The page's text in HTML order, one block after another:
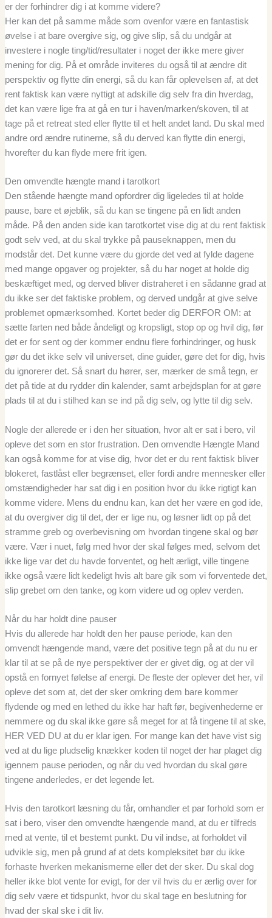
er der forhindrer dig i at komme videre?
Her kan det på samme måde som ovenfor være en fantastisk
øvelse i at bare overgive sig, og give slip, så du undgår at
investere i nogle ting/tid/resultater i noget der ikke mere giver
mening for dig. På et område inviteres du også til at ændre dit
perspektiv og flytte din energi, så du kan får oplevelsen af, at det
rent faktisk kan være nyttigt at adskille dig selv fra din hverdag,
det kan være lige fra at gå en tur i haven/marken/skoven, til at
tage på et retreat sted eller flytte til et helt andet land. Du skal med
andre ord ændre rutinerne, så du derved kan flytte din energi,
hvorefter du kan flyde mere frit igen.
Den omvendte hængte mand i tarotkort
Den stående hængte mand opfordrer dig ligeledes til at holde
pause, bare et øjeblik, så du kan se tingene på en lidt anden
måde. På den anden side kan tarotkortet vise dig at du rent faktisk
godt selv ved, at du skal trykke på pauseknappen, men du
modstår det. Det kunne være du gjorde det ved at fylde dagene
med mange opgaver og projekter, så du har noget at holde dig
beskæftiget med, og derved bliver distraheret i en sådanne grad at
du ikke ser det faktiske problem, og derved undgår at give selve
problemet opmærksomhed. Kortet beder dig DERFOR OM: at
sætte farten ned både åndeligt og kropsligt, stop op og hvil dig, før
det er for sent og der kommer endnu flere forhindringer, og husk
gør du det ikke selv vil universet, dine guider, gøre det for dig, hvis
du ignorerer det. Så snart du hører, ser, mærker de små tegn, er
det på tide at du rydder din kalender, samt arbejdsplan for at gøre
plads til at du i stilhed kan se ind på dig selv, og lytte til dig selv.
Nogle der allerede er i den her situation, hvor alt er sat i bero, vil
opleve det som en stor frustration. Den omvendte Hængte Mand
kan også komme for at vise dig, hvor det er du rent faktisk bliver
blokeret, fastlåst eller begrænset, eller fordi andre mennesker eller
omstændigheder har sat dig i en position hvor du ikke rigtigt kan
komme videre. Mens du endnu kan, kan det her være en god ide,
at du overgiver dig til det, der er lige nu, og løsner lidt op på det
stramme greb og overbevisning om hvordan tingene skal og bør
være. Vær i nuet, følg med hvor der skal følges med, selvom det
ikke lige var det du havde forventet, og helt ærligt, ville tingene
ikke også være lidt kedeligt hvis alt bare gik som vi forventede det,
slip grebet om den tanke, og kom videre ud og oplev verden.
Når du har holdt dine pauser
Hvis du allerede har holdt den her pause periode, kan den
omvendt hængende mand, være det positive tegn på at du nu er
klar til at se på de nye perspektiver der er givet dig, og at der vil
opstå en fornyet følelse af energi. De fleste der oplever det her, vil
opleve det som at, det der sker omkring dem bare kommer
flydende og med en lethed du ikke har haft før, begivenhederne er
nemmere og du skal ikke gøre så meget for at få tingene til at ske,
HER VED DU at du er klar igen. For mange kan det have vist sig
ved at du lige pludselig knækker koden til noget der har plaget dig
igennem pause perioden, og når du ved hvordan du skal gøre
tingene anderledes, er det legende let.
Hvis den tarotkort læsning du får, omhandler et par forhold som er
sat i bero, viser den omvendte hængende mand, at du er tilfreds
med at vente, til et bestemt punkt. Du vil indse, at forholdet vil
udvikle sig, men på grund af at dets kompleksitet bør du ikke
forhaste hverken mekanismerne eller det der sker. Du skal dog
heller ikke blot vente for evigt, for der vil hvis du er ærlig over for
dig selv være et tidspunkt, hvor du skal tage en beslutning for
hvad der skal ske i dit liv.